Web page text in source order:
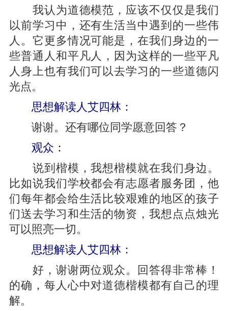
我认为道德模范，应该不仅仅是我们
以前学习中，还有生活当中遇到的一些伟
人。它更多情况可能是，在我们身边的一
些普通人和平凡人，因为这样的一些平凡
人身上也有我们可以去学习的一些道德闪
光点。
思想解读人艾四林：
谢谢。还有哪位同学愿意回答？
观众：
说到楷模，我想楷模就在我们身边。
比如说我们学校都会有志愿者服务团，他
们每年都会给生活比较艰难的地区的孩子
们送去学习和生活的物资，我想点点烛光
可以照亮一切。
思想解读人艾四林：
好，谢谢两位观众。回答得非常棒！
的确，每人心中对道德楷模都有自己的理
解。